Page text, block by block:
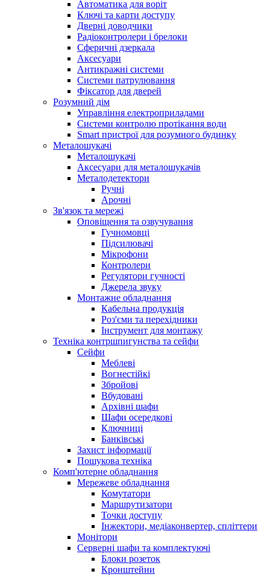
Автоматика для воріт
Ключі та карти доступу
Дверні доводчики
Радіоконтролери і брелоки
Сферичні дзеркала
Аксесуари
Антикражні системи
Системи патрулювання
Фіксатор для дверей
Розумний дім
Управління електроприладами
Системи контролю протікання води
Smart пристрої для розумного будинку
Металошукачі
Металошукачі
Аксесуари для металошукачів
Металодетектори
Ручні
Арочні
Зв'язок та мережі
Оповіщення та озвучування
Гучномовці
Підсилювачі
Мікрофони
Контролери
Регулятори гучності
Джерела звуку
Монтажне обладнання
Кабельна продукція
Роз'єми та перехідники
Інструмент для монтажу
Техніка контршпигунства та сейфи
Сейфи
Меблеві
Вогнестійкі
Збройові
Вбудовані
Архівні шафи
Шафи осередкові
Ключниці
Банківські
Захист інформації
Пошукова техніка
Комп'ютерне обладнання
Мережеве обладнання
Комутатори
Маршрутизатори
Точки доступу
Інжектори, медіаконвертер, спліттери
Монітори
Серверні шафи та комплектуючі
Блоки розеток
Кронштейни